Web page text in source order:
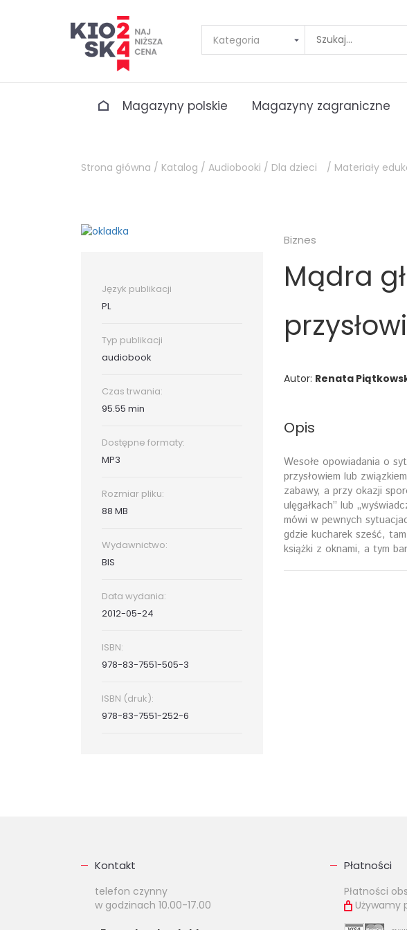
Magazyny polskie Magazyny zagraniczne
Strona główna / Katalog / Audiobooki / Dla dzieci / Materiały
Język publikacji
PL
Typ publikacji
audiobook
Czas trwania:
95.55 min
Dostępne formaty:
MP3
Rozmiar pliku:
88 MB
Wydawnictwo:
BIS
Data wydania:
2012-05-24
ISBN:
978-83-7551-505-3
ISBN (druk):
978-83-7551-252-6
Biznes
Mądra
Autor: Renata
Opis
Wesołe opowiadania o
przysłowiem lub
zabawy, a przy okazji
ulęgałkach” lub
mówi w pewnych
gdzie kucharek sześć,
książki z oknami, a tym
Kontakt
telefon czynny
w godzinach 10.00-17.00
Płatności
Płatności
Używamy